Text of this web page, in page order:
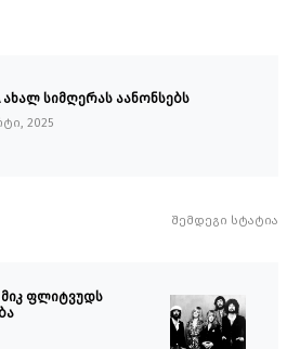
ახალ სიმღერას აანონსებს
2025
შემდეგი სტატია
მიკ ფლიტვუდს